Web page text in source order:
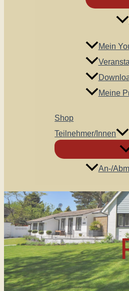
Mein
Meine
Shop
Teilnehmer/innen
An-/